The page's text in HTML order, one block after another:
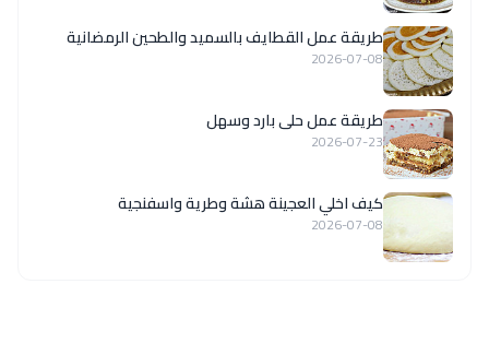
طريقة عمل القطايف بالسميد والطحين الرمضانية
2026-07-08
طريقة عمل حلى بارد وسهل
2026-07-23
كيف اخلي العجينة هشة وطرية واسفنجية
2026-07-08